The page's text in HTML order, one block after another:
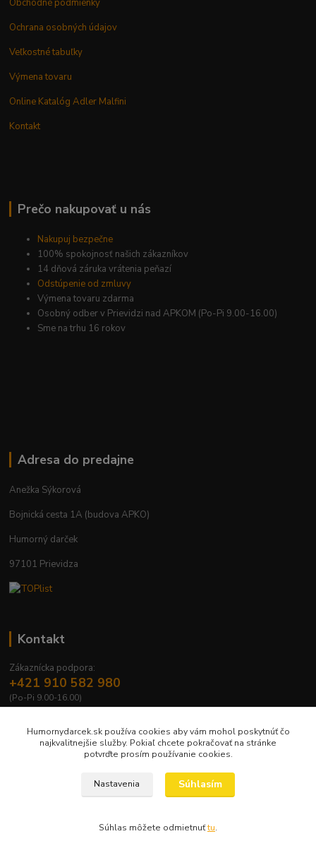
Obchodné podmienky
Ochrana osobných údajov
Veľkostné tabuľky
Výmena tovaru
Online Katalóg Adler Malfini
Kontakt
Prečo nakupovať u nás
Nakupuj bezpečne
100% spokojnosť našich zákazníkov
14 dňová záruka vrátenia peňazí
Odstúpenie od zmluvy
Výmena tovaru zdarma
Osobný odber v Prievidzi nad APKOM (Po-Pi 9.00-16.00)
Sme na trhu 16 rokov
Adresa do predajne
Anežka Sýkorová
Bojnická cesta 1A (budova APKO)
Humorný darček
97101 Prievidza
Kontakt
Zákaznícka podpora:
+421 910 582 980
(Po-Pi 9.00-16.00)
Copyright © 2009 – 2026 e-shop humornydarcek.sk
Humornydarcek.sk používa cookies aby vám mohol poskytnúť čo
najkvalitnejšie služby. Pokiaľ chcete pokračovať na stránke
potvrďte prosím používanie cookies.
Nastavenia Súhlasím
Súhlas môžete odmietnuťtu.